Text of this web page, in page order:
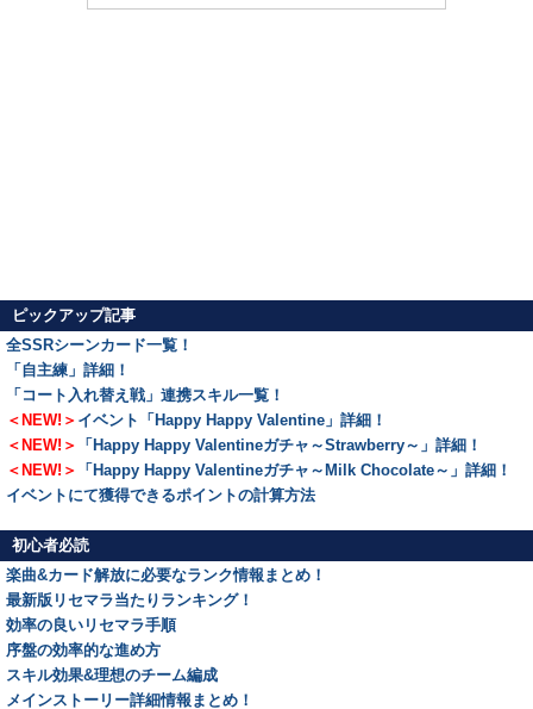
ピックアップ記事
全SSRシーンカード一覧！
「自主練」詳細！
「コート入れ替え戦」連携スキル一覧！
＜NEW!＞ イベント「Happy Happy Valentine」詳細！
＜NEW!＞
「Happy Happy Valentineガチャ～Strawberry～」詳細！
＜NEW!＞
「Happy Happy Valentineガチャ～Milk Chocolate～」詳細！
イベントにて獲得できるポイントの計算方法
初心者必読
楽曲&カード解放に必要なランク情報まとめ！
最新版リセマラ当たりランキング！
効率の良いリセマラ手順
序盤の効率的な進め方
スキル効果&理想のチーム編成
メインストーリー詳細情報まとめ！